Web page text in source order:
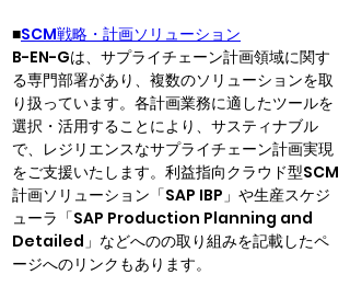
■SCM戦略・計画ソリューション
B-EN-Gは、サプライチェーン計画領域に関す
る専門部署があり、複数のソリューションを取
り扱っています。各計画業務に適したツールを
選択・活用することにより、サスティナブル
で、レジリエンスなサプライチェーン計画実現
をご支援いたします。利益指向クラウド型SCM
計画ソリューション「SAP IBP」や生産スケジ
ューラ「SAP Production Planning and
Detailed」などへのの取り組みを記載したペ
ージへのリンクもあります。